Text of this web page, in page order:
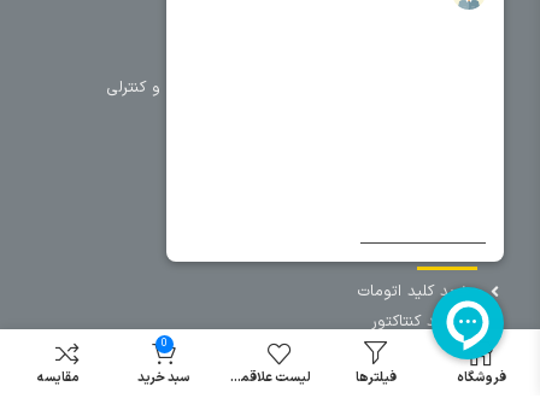
تجهیزات حفاظتی و کنترلی
سایر دسته بندی ها
خرید کلید اتومات
خرید کنتاکتور
خرید فیوز
مینیاتوری
فروشگاه فیلترها لیست علاقمندی
0
سبد خرید مقایسه